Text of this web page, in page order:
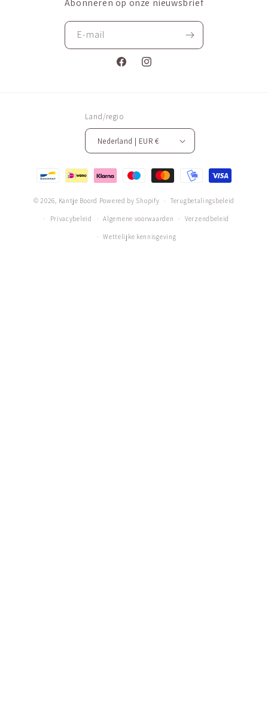
Abonneren op onze nieuwsbrief
E‑mail
FacebookInstagram
Land/regio
Nederland | EUR €
Betaalmethoden
© 2026, Kantje Boord Powered by Shopify Terugbetalingsbeleid
Privacybeleid Algemene voorwaarden Verzendbeleid
Wettelijke kennisgeving